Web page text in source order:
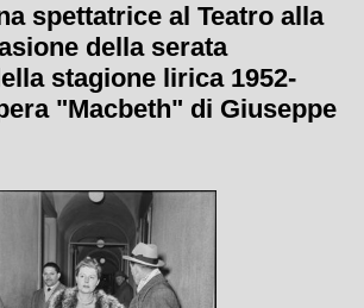
spettatrice al Teatro alla
della serata
stagione lirica 1952-
"Macbeth" di Giuseppe